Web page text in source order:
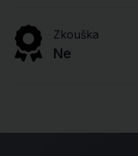
Zkouška
Ne